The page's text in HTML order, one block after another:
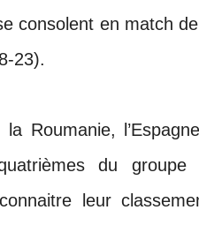
consolent en match
23).
Roumanie,
du groupe
leur